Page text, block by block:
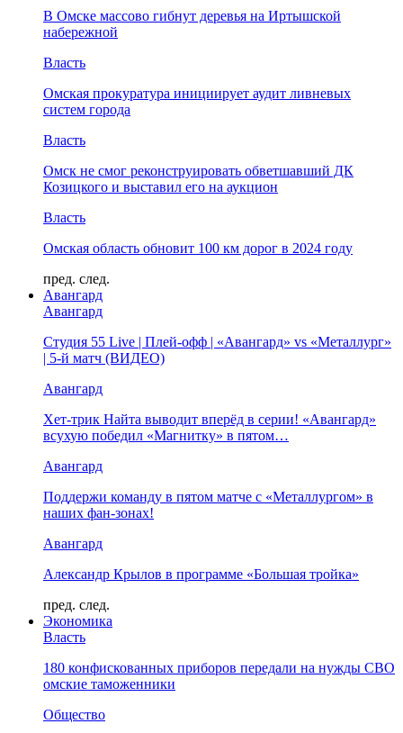
В Омске массово гибнут деревья на Иртышской
набережной
Власть
Омская прокуратура инициирует аудит ливневых
систем города
Власть
Омск не смог реконструировать обветшавший ДК
Козицкого и выставил его на аукцион
Власть
Омская область обновит 100 км дорог в 2024 году
пред. след.
Авангард
Авангард
Студия 55 Live | Плей-офф | «Авангард» vs «Металлург»
| 5-й матч (ВИДЕО)
Авангард
Хет-трик Найта выводит вперёд в серии! «Авангард»
всухую победил «Магнитку» в пятом…
Авангард
Поддержи команду в пятом матче с «Металлургом» в
наших фан-зонах!
Авангард
Александр Крылов в программе «Большая тройка»
пред. след.
Экономика
Власть
180 конфискованных приборов передали на нужды СВО
омские таможенники
Общество